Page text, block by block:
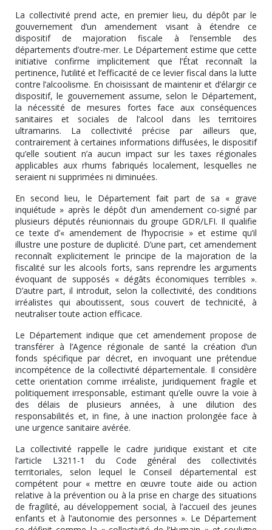
La collectivité prend acte, en premier lieu, du dépôt par le
gouvernement d’un amendement visant à étendre ce
dispositif de majoration fiscale à l’ensemble des
départements d’outre-mer. Le Département estime que cette
initiative confirme implicitement que l’État reconnaît la
pertinence, l’utilité et l’efficacité de ce levier fiscal dans la lutte
contre l’alcoolisme. En choisissant de maintenir et d’élargir ce
dispositif, le gouvernement assume, selon le Département,
la nécessité de mesures fortes face aux conséquences
sanitaires et sociales de l’alcool dans les territoires
ultramarins. La collectivité précise par ailleurs que,
contrairement à certaines informations diffusées, le dispositif
qu’elle soutient n’a aucun impact sur les taxes régionales
applicables aux rhums fabriqués localement, lesquelles ne
seraient ni supprimées ni diminuées.
En second lieu, le Département fait part de sa « grave
inquiétude » après le dépôt d’un amendement co-signé par
plusieurs députés réunionnais du groupe GDR/LFI. Il qualifie
ce texte d’« amendement de l’hypocrisie » et estime qu’il
illustre une posture de duplicité. D’une part, cet amendement
reconnaît explicitement le principe de la majoration de la
fiscalité sur les alcools forts, sans reprendre les arguments
évoquant de supposés « dégâts économiques terribles ».
D’autre part, il introduit, selon la collectivité, des conditions
irréalistes qui aboutissent, sous couvert de technicité, à
neutraliser toute action efficace.
Le Département indique que cet amendement propose de
transférer à l’Agence régionale de santé la création d’un
fonds spécifique par décret, en invoquant une prétendue
incompétence de la collectivité départementale. Il considère
cette orientation comme irréaliste, juridiquement fragile et
politiquement irresponsable, estimant qu’elle ouvre la voie à
des délais de plusieurs années, à une dilution des
responsabilités et, in fine, à une inaction prolongée face à
une urgence sanitaire avérée.
La collectivité rappelle le cadre juridique existant et cite
l’article L3211-1 du Code général des collectivités
territoriales, selon lequel le Conseil départemental est
compétent pour « mettre en œuvre toute aide ou action
relative à la prévention ou à la prise en charge des situations
de fragilité, au développement social, à l’accueil des jeunes
enfants et à l’autonomie des personnes ». Le Département